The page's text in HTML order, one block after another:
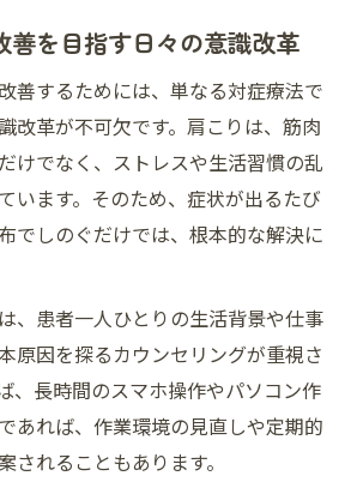
善を目指す日々の意識改革
善するためには、単なる対症療法で
改革が不可欠です。肩こりは、筋肉
けでなく、ストレスや生活習慣の乱
います。そのため、症状が出るたび
でしのぐだけでは、根本的な解決に
、患者一人ひとりの生活背景や仕事
原因を探るカウンセリングが重視さ
、長時間のスマホ操作やパソコン作
あれば、作業環境の見直しや定期的
されることもあります。